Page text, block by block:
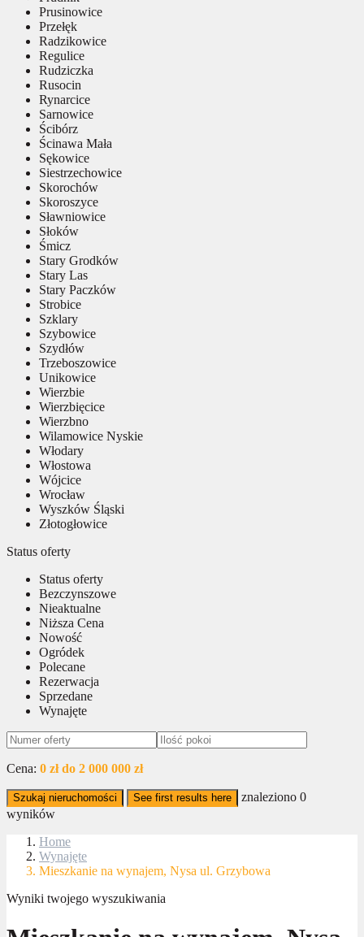
Prusinowice
Przełęk
Radzikowice
Regulice
Rudziczka
Rusocin
Rynarcice
Sarnowice
Ścibórz
Ścinawa Mała
Sękowice
Siestrzechowice
Skorochów
Skoroszyce
Sławniowice
Słoków
Śmicz
Stary Grodków
Stary Las
Stary Paczków
Strobice
Szklary
Szybowice
Szydłów
Trzeboszowice
Unikowice
Wierzbie
Wierzbięcice
Wierzbno
Wilamowice Nyskie
Włodary
Włostowa
Wójcice
Wrocław
Wyszków Śląski
Złotogłowice
Status oferty
Status oferty
Bezczynszowe
Nieaktualne
Niższa Cena
Nowość
Ogródek
Polecane
Rezerwacja
Sprzedane
Wynajęte
Cena: 0 zł do 2 000 000 zł
Szukaj nieruchomości See first results here znaleziono 0
wyników
Home
Wynajęte
Mieszkanie na wynajem, Nysa ul. Grzybowa
Wyniki twojego wyszukiwania